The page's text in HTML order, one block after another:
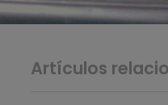
Artículos